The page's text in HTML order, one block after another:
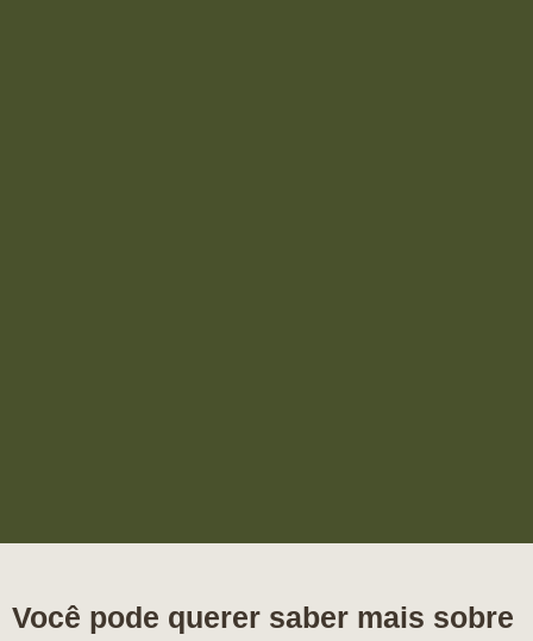
Você pode querer saber mais sobre